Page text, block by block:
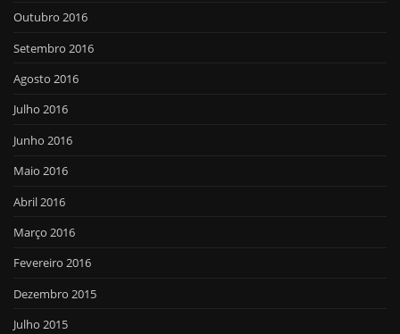
Outubro 2016
Setembro 2016
Agosto 2016
Julho 2016
Junho 2016
Maio 2016
Abril 2016
Março 2016
Fevereiro 2016
Dezembro 2015
Julho 2015